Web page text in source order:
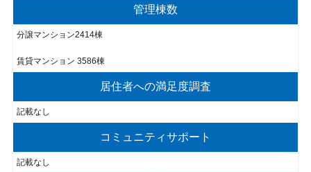
管理棟数
分譲マンション2414棟
賃貸マンション 3586棟
居住者への満足度調査
記載なし
コミュニティサポート
記載なし